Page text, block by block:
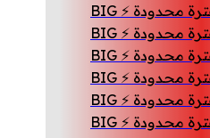
SALE – خصم 25% لفترة محدودة ⚡ BIG
SALE – خصم 25% لفترة محدودة ⚡ BIG
SALE – خصم 25% لفترة محدودة ⚡ BIG
SALE – خصم 25% لفترة محدودة ⚡ BIG
SALE – خصم 25% لفترة محدودة ⚡ BIG
SALE – خصم 25% لفترة محدودة ⚡ BIG